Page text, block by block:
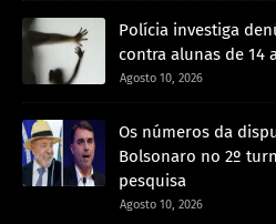
Polícia investiga
contra alunas de 14
Agosto 10, 2026
Os números da
Bolsonaro no 2º
pesquisa
Agosto 10, 2026